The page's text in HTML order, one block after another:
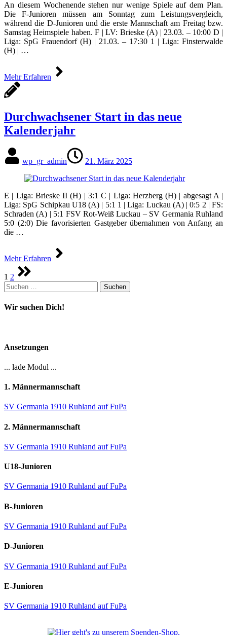
An diesem Wochenende stehen nur wenige Spiele auf dem Plan.
Die F-Junioren müssen am Sonntag zum Leistungsvergleich,
während die D-Junioren und die erste Mannschaft am Freitag bzw.
Samstag Heimspiele haben. F | LV: Brieske (A) | 23.03. – 10:00 D |
Liga: SpG Frauendorf (H) | 21.03. – 17:30 1 | Liga: Finsterwalde
(H) | …
Mehr Erfahren
Durchwachsener Start in das neue
Kalenderjahr
wp_gr_admin 21. März 2025
E | Liga: Brieske II (H) | 3:1 C | Liga: Herzberg (H) | abgesagt A |
Liga: SpG Schipkau U18 (A) | 5:1 1 | Liga: Luckau (A) | 0:5 2 | FS:
Schraden (A) | 5:1 FSV Rot-Weiß Luckau – SV Germania Ruhland
5:0 (2:0) Die favorisierten Gastgeber übernahmen von Anfang an
die …
Mehr Erfahren
Seitennummerierung
der
Beiträge
1 2
Suchen
nach:
Wir suchen Dich!
Ansetzungen
... lade Modul ...
1. Männermannschaft
SV Germania 1910 Ruhland auf FuPa
2. Männermannschaft
SV Germania 1910 Ruhland auf FuPa
U18-Junioren
SV Germania 1910 Ruhland auf FuPa
B-Junioren
SV Germania 1910 Ruhland auf FuPa
D-Junioren
SV Germania 1910 Ruhland auf FuPa
E-Junioren
SV Germania 1910 Ruhland auf FuPa